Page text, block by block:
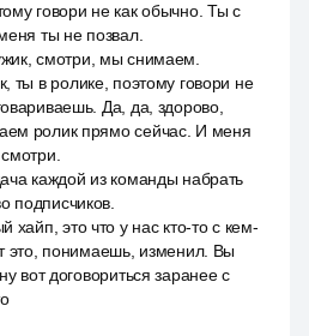
говори не как обычно. Ты с
ты не позвал.
смотри, мы снимаем.
ты в ролике, поэтому говори не
Да, да, здорово,
ролик прямо сейчас. И меня
каждой из команды набрать
подписчиков.
хайп, это что у нас кто-то с кем-
это, понимаешь, изменил. Вы
вот договориться заранее с